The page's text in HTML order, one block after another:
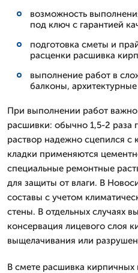
возможность
под ключ с гарантией
подготовка сметы и
расценки расшивка
выполнение работ в
балконы,
При выполнении работ
расшивки: обычно 1,5-2 раза
раствор надежно сцепился
кладки применяются
специальные ремонтные
для защиты от влаги. В
составы с учетом
стены. В отдельных случаях
консервация лицевого слоя
выщелачивания или
В смете расшивка кирпичных